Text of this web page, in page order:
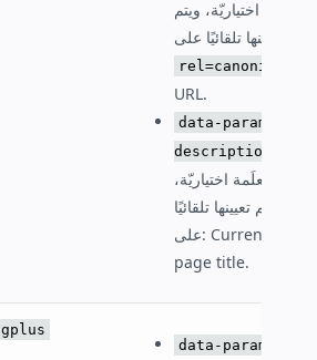
اختياريّة، ويتم
rel=canonical
URL.
data-param-
description
معلَمة اختياريّة،
ويتم تعيينها تلقائيًا
على: Current
page title.
gplus
data-param-